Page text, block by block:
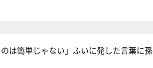
は簡単じゃない」ふいに発した言葉に孫